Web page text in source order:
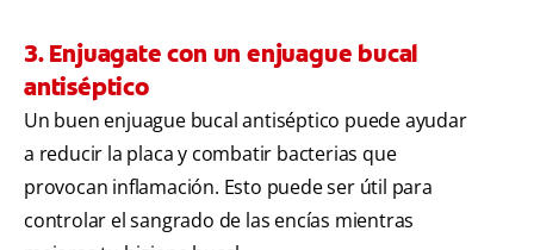
3. Enjuagate con un enjuague bucal
antiséptico
Un buen enjuague bucal antiséptico puede ayudar
a reducir la placa y combatir bacterias que
provocan inflamación. Esto puede ser útil para
controlar el sangrado de las encías mientras